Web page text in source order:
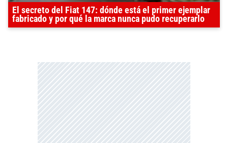
El secreto del Fiat 147: dónde está el primer ejemplar
fabricado y por qué la marca nunca pudo recuperarlo